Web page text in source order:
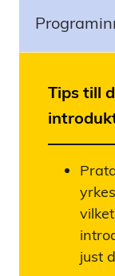
Tips till
just